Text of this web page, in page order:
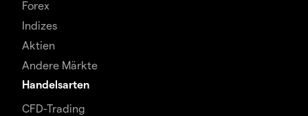
Forex
Indizes
Aktien
Andere Märkte
Handelsarten
CFD-Trading